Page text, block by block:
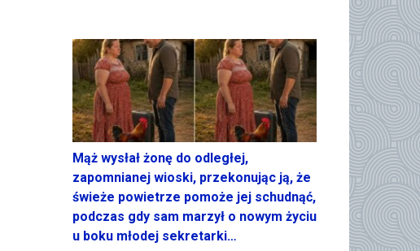
Mąż wysłał żonę do odległej,
zapomnianej wioski, przekonując ją, że
świeże powietrze pomoże jej schudnąć,
podczas gdy sam marzył o nowym życiu
u boku młodej sekretarki…